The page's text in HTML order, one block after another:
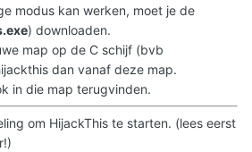
modus kan werken, moet je de
) downloaden.
map op de C schijf (bvb
dan vanaf deze map.
in die map terugvinden.
om HijackThis te starten. (lees eerst